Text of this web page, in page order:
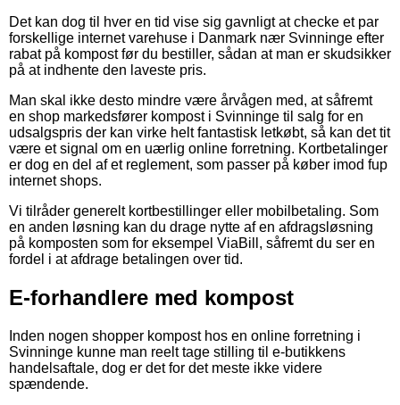
Det kan dog til hver en tid vise sig gavnligt at checke et par
forskellige internet varehuse i Danmark nær Svinninge efter
rabat på kompost før du bestiller, sådan at man er skudsikker
på at indhente den laveste pris.
Man skal ikke desto mindre være årvågen med, at såfremt
en shop markedsfører kompost i Svinninge til salg for en
udsalgspris der kan virke helt fantastisk letkøbt, så kan det tit
være et signal om en uærlig online forretning. Kortbetalinger
er dog en del af et reglement, som passer på køber imod fup
internet shops.
Vi tilråder generelt kortbestillinger eller mobilbetaling. Som
en anden løsning kan du drage nytte af en afdragsløsning
på komposten som for eksempel ViaBill, såfremt du ser en
fordel i at afdrage betalingen over tid.
E-forhandlere med kompost
Inden nogen shopper kompost hos en online forretning i
Svinninge kunne man reelt tage stilling til e-butikkens
handelsaftale, dog er det for det meste ikke videre
spændende.